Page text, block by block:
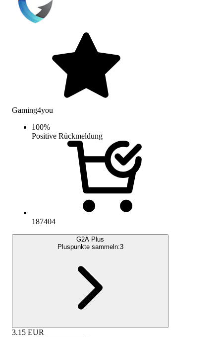
Gaming4you
100%
Positive Rückmeldung
187404
G2A Plus
Pluspunkte sammeln:3
3.15 EUR